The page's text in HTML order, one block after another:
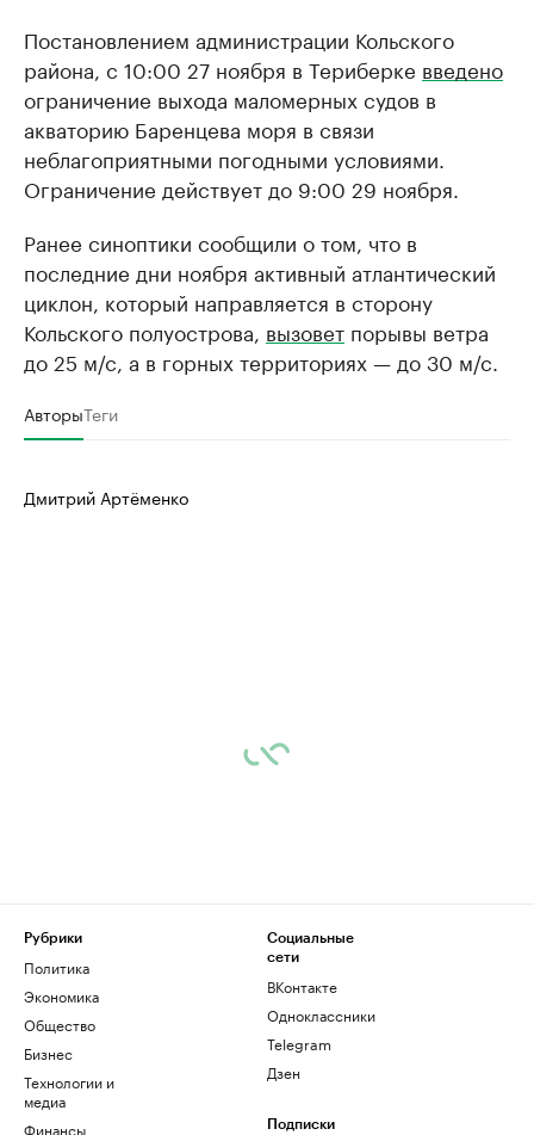
Постановлением администрации Кольского
района, с 10:00 27 ноября в Териберке введено
ограничение выхода маломерных судов в
акваторию Баренцева моря в связи
неблагоприятными погодными условиями.
Ограничение действует до 9:00 29 ноября.
Ранее синоптики сообщили о том, что в
последние дни ноября активный атлантический
циклон, который направляется в сторону
Кольского полуострова, вызовет порывы ветра
до 25 м/с, а в горных территориях — до 30 м/с.
АвторыТеги
Дмитрий Артёменко
Рубрики
Политика
Экономика
Общество
Бизнес
Технологии и
медиа
Финансы
Социальные
сети
ВКонтакте
Одноклассники
Telegram
Дзен
Подписки